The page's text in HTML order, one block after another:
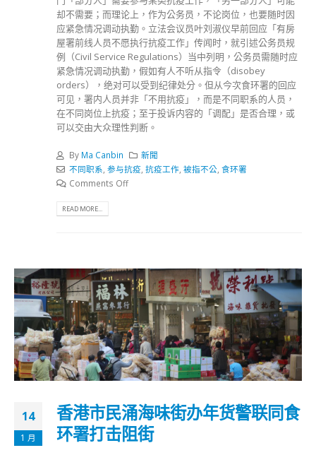
却不需要；而理论上，作为公务员，不论岗位，也要随时因
应紧急情况调动执勤。立法会议员叶刘淑仪早前回应「有房
屋署前线人员不愿执行抗疫工作」传闻时，就引述公务员规
例（Civil Service Regulations）当中列明，公务员需随时应
紧急情况调动执勤，假如有人不听从指令（disobey
orders），绝对可以受到纪律处分。但从今次食环署的回应
可见，署内人员并非「不用抗疫」，而是不同职系的人员，
在不同岗位上抗疫；至于投诉内容的「调配」是否合理，或
可以交由大众理性判断。
By Ma Canbin
新聞
不同职系 参与抗疫, 抗疫工作, 被指不公, 食环署
Comments Off
READ MORE...
14
1 月
香港市民涌海味街办年货警联同食
环署打击阻街